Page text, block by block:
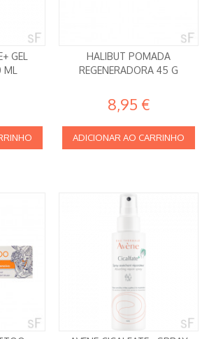
GEL
HALIBUT POMADA
REGENERADORA 45 G
8,95 €
ADICIONAR AO CARRINHO